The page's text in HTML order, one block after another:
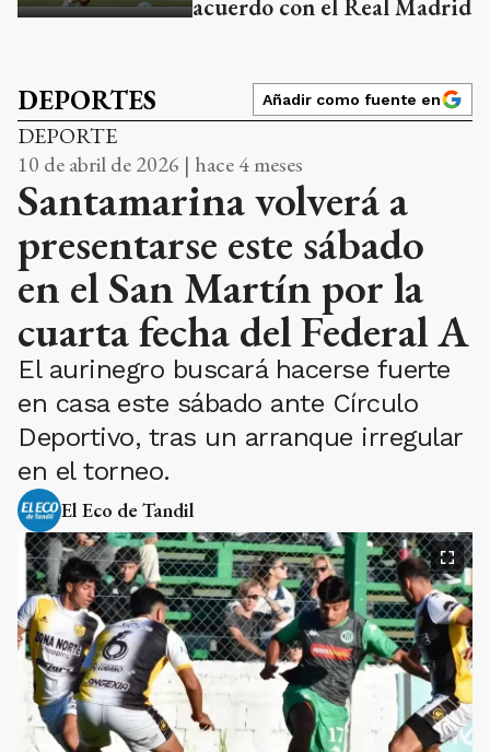
acuerdo con el Real Madrid
DEPORTES Añadir como fuente en
DEPORTE
10 de abril de 2026 | hace 4 meses
Santamarina volverá a
presentarse este sábado
en el San Martín por la
cuarta fecha del Federal A
El aurinegro buscará hacerse fuerte
en casa este sábado ante Círculo
Deportivo, tras un arranque irregular
en el torneo.
El Eco de Tandil